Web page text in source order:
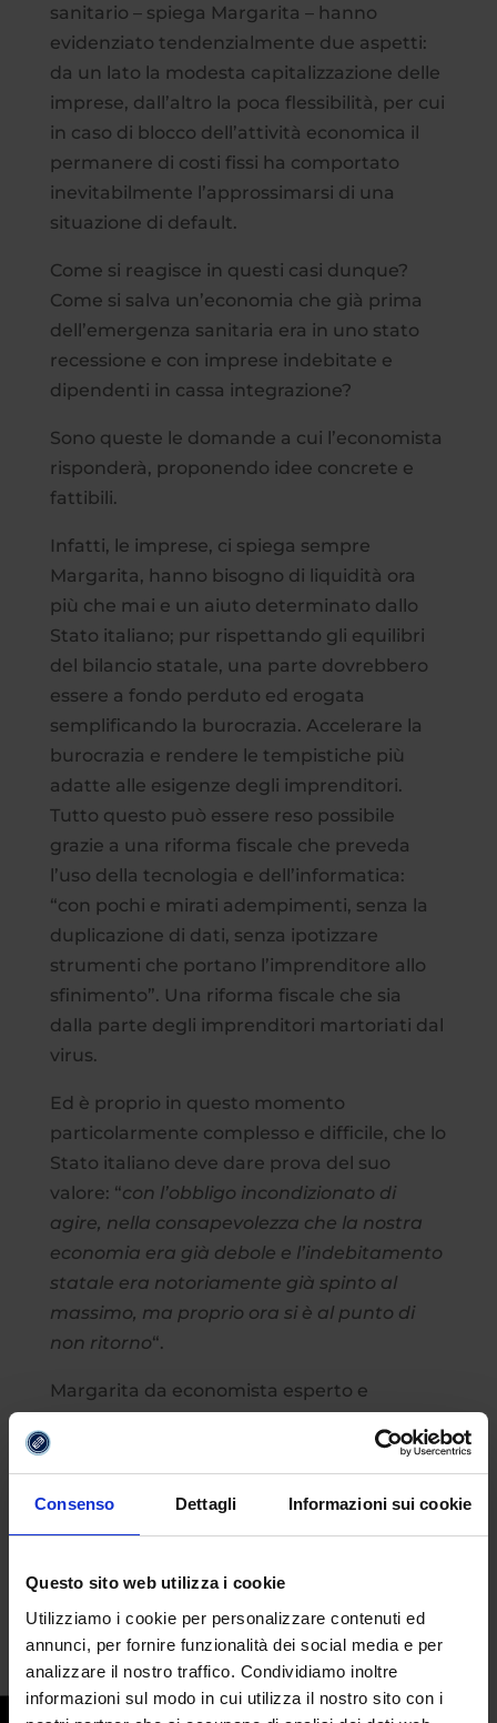
Consenso Dettagli Informazioni sui cookie
Questo sito web utilizza i cookie
Utilizziamo i cookie per personalizzare contenuti ed
annunci, per fornire funzionalità dei social media e per
analizzare il nostro traffico. Condividiamo inoltre
informazioni sul modo in cui utilizza il nostro sito con i
sanitario – spiega Margarita – hanno
evidenziato tendenzialmente due aspetti:
da un lato la modesta capitalizzazione delle
imprese, dall’altro la poca flessibilità, per cui
in caso di blocco dell’attività economica il
permanere di costi fissi ha comportato
inevitabilmente l’approssimarsi di una
situazione di default.
Come si reagisce in questi casi dunque?
Come si salva un’economia che già prima
dell’emergenza sanitaria era in uno stato
recessione e con imprese indebitate e
dipendenti in cassa integrazione?
Sono queste le domande a cui l’economista
risponderà, proponendo idee concrete e
fattibili.
Infatti, le imprese, ci spiega sempre
Margarita, hanno bisogno di liquidità ora
più che mai e un aiuto determinato dallo
Stato italiano; pur rispettando gli equilibri
del bilancio statale, una parte dovrebbero
essere a fondo perduto ed erogata
semplificando la burocrazia. Accelerare la
burocrazia e rendere le tempistiche più
adatte alle esigenze degli imprenditori.
Tutto questo può essere reso possibile
grazie a una riforma fiscale che preveda
l’uso della tecnologia e dell’informatica:
“con pochi e mirati adempimenti, senza la
duplicazione di dati, senza ipotizzare
strumenti che portano l’imprenditore allo
sfinimento”. Una riforma fiscale che sia
dalla parte degli imprenditori martoriati dal
virus.
Ed è proprio in questo momento
particolarmente complesso e difficile, che lo
Stato italiano deve dare prova del suo
valore: “con l’obbligo incondizionato di
agire, nella consapevolezza che la nostra
economia era già debole e l’indebitamento
statale era notoriamente già spinto al
massimo, ma proprio ora si è al punto di
non ritorno“.
Margarita da economista esperto e
sua proposta per risollevare le sorti
dell’economia italiana, sottolineando che:
“il supporto all’economia può, anzi deve
esserci, bisogna avere coraggio e